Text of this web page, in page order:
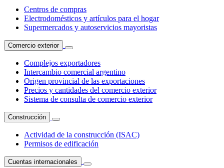
Centros de compras
Electrodomésticos y artículos para el hogar
Supermercados y autoservicios mayoristas
Comercio exterior
Complejos exportadores
Intercambio comercial argentino
Origen provincial de las exportaciones
Precios y cantidades del comercio exterior
Sistema de consulta de comercio exterior
Construcción
Actividad de la construcción (ISAC)
Permisos de edificación
Cuentas internacionales